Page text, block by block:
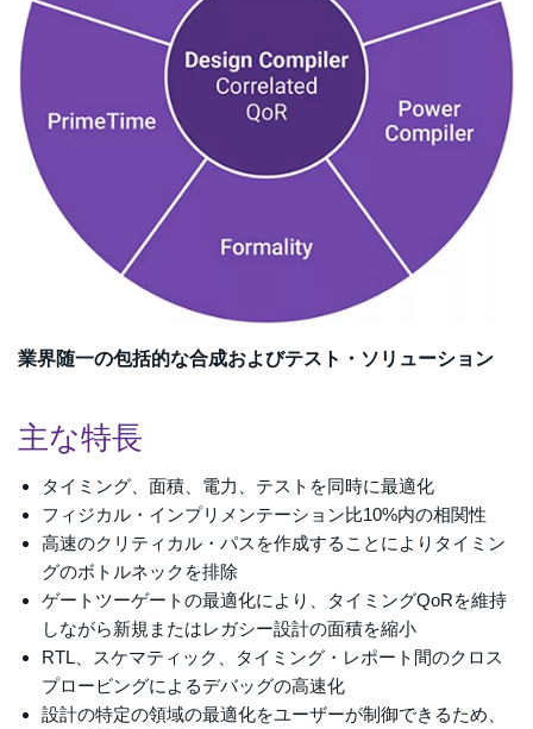
業界随一の包括的な合成およびテスト・ソリューション
主な特長
タイミング、面積、電力、テストを同時に最適化
フィジカル・インプリメンテーション比10%内の相関性
高速のクリティカル・パスを作成することによりタイミン
グのボトルネックを排除
ゲートツーゲートの最適化により、タイミングQoRを維持
しながら新規またはレガシー設計の面積を縮小
RTL、スケマティック、タイミング・レポート間のクロス
プロービングによるデバッグの高速化
設計の特定の領域の最適化をユーザーが制御できるため、